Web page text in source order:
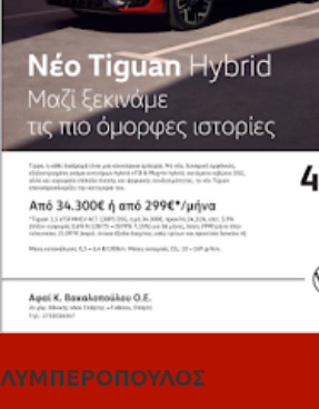
ΛΥΜΠΕΡΟΠΟΥΛΟΣ